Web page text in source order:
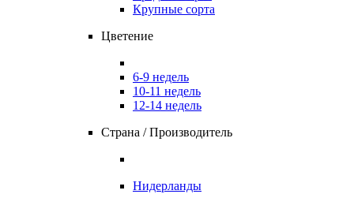
Крупные сорта
Цветение
6-9 недель
10-11 недель
12-14 недель
Страна / Производитель
Нидерланды